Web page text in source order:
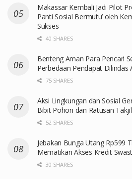
Makassar Kembali Jadi Pilot
Panti Sosial Bermutu’ oleh
Sukses
40 SHARES
Benteng Aman Para Pencari
Perbedaan Pendapat Dilindas
75 SHARES
Aksi Lingkungan dan Sosial
Bibit Pohon dan Ratusan
52 SHARES
Jebakan Bunga Utang Rp599
Mematikan Akses Kredit
30 SHARES